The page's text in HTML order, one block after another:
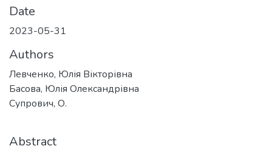
Date
2023-05-31
Authors
Левченко, Юлія Вікторівна
Басова, Юлія Олександрівна
Супрович, О.
Abstract